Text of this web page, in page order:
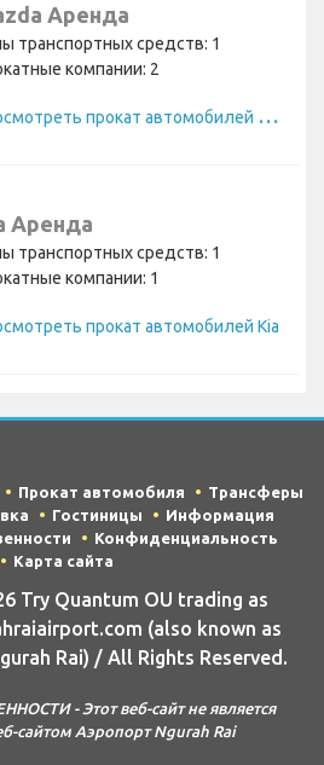
Аренда
транспортных средств: 1
компании: 2
П
росмотреть прокат автомобилей Mazda
Аренда
транспортных средств: 1
компании: 1
прокат автомобилей Kia
Прокат автомобиля
Трансферы
Гостиницы
Информация
Конфиденциальность
Карта сайта
Try Quantum OU trading as
(also known as
Rai) / All Rights Reserved.
- Этот веб-сайт не является
сайтом Аэропорт Ngurah Rai